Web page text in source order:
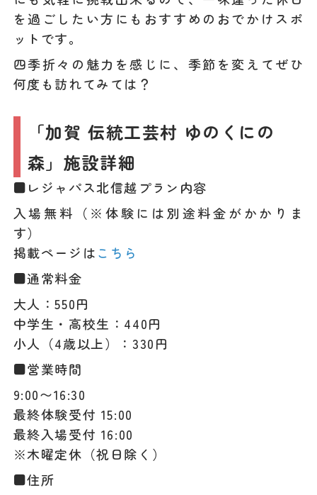
を過ごしたい方にもおすすめのおでかけスポ
ットです。
四季折々の魅力を感じに、季節を変えてぜひ
何度も訪れてみては？
「加賀 伝統工芸村 ゆのくにの
森」施設詳細
■レジャパス北信越プラン内容
入場無料（※体験には別途料金がかかりま
す）
掲載ページはこちら
■通常料金
大人：550円
中学生・高校生：440円
小人（4歳以上）：330円
■営業時間
9:00〜16:30
最終体験受付 15:00
最終入場受付 16:00
※木曜定休（祝日除く）
■住所